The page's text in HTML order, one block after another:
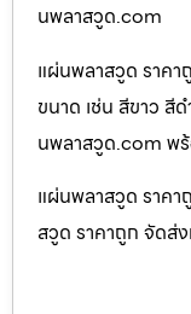
นพลาสวูด.com
แผ่นพลาสวูด ราค
ขนาด เช่น สีขาว สี
นพลาสวูด.com พ
แผ่นพลาสวูด ราคา
สวูด ราคาถูก จัดส่